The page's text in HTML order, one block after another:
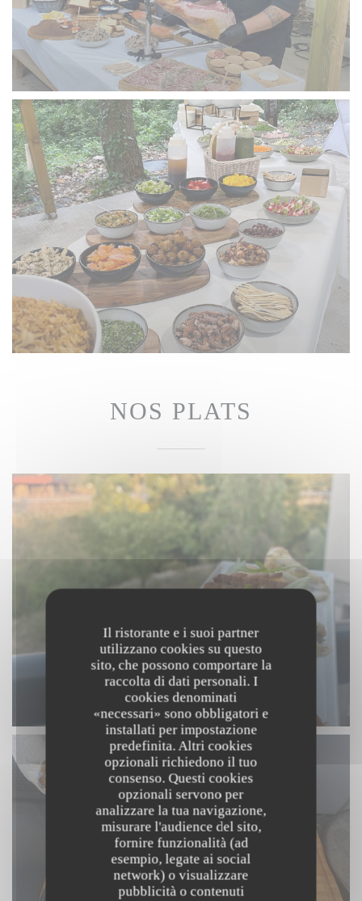
Il ristorante e i suoi partner
utilizzano cookies su questo
sito, che possono comportare la
raccolta di dati personali. I
cookies denominati
«necessari» sono obbligatori e
installati per impostazione
predefinita. Altri cookies
opzionali richiedono il tuo
consenso. Questi cookies
opzionali servono per
analizzare la tua navigazione,
misurare l'audience del sito,
fornire funzionalità (ad
esempio, legate ai social
network) o visualizzare
pubblicità o contenuti
NOS PLATS